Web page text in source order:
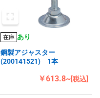
在庫 あり
鋼製アジャスター
(200141521) 1本
￥613.8~[税込]